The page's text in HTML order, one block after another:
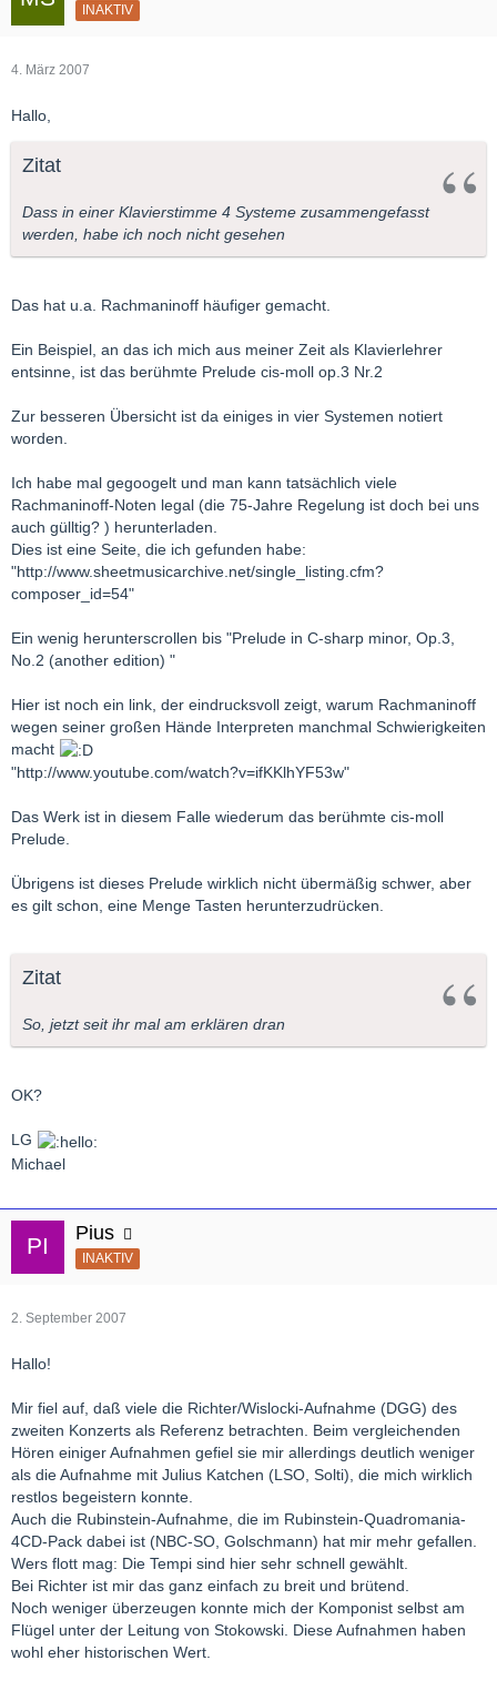
INAKTIV
4. März 2007
Hallo,
Zitat
Dass in einer Klavierstimme 4 Systeme zusammengefasst
werden, habe ich noch nicht gesehen
Das hat u.a. Rachmaninoff häufiger gemacht.
Ein Beispiel, an das ich mich aus meiner Zeit als Klavierlehrer
entsinne, ist das berühmte Prelude cis-moll op.3 Nr.2
Zur besseren Übersicht ist da einiges in vier Systemen notiert
worden.
Ich habe mal gegoogelt und man kann tatsächlich viele
Rachmaninoff-Noten legal (die 75-Jahre Regelung ist doch bei uns
auch gülltig? ) herunterladen.
Dies ist eine Seite, die ich gefunden habe:
"http://www.sheetmusicarchive.net/single_listing.cfm?
composer_id=54"
Ein wenig herunterscrollen bis "Prelude in C-sharp minor, Op.3,
No.2 (another edition) "
Hier ist noch ein link, der eindrucksvoll zeigt, warum Rachmaninoff
wegen seiner großen Hände Interpreten manchmal Schwierigkeiten
macht
"http://www.youtube.com/watch?v=ifKKlhYF53w"
Das Werk ist in diesem Falle wiederum das berühmte cis-moll
Prelude.
Übrigens ist dieses Prelude wirklich nicht übermäßig schwer, aber
es gilt schon, eine Menge Tasten herunterzudrücken.
Zitat
So, jetzt seit ihr mal am erklären dran
OK?
LG
Michael
Pius
INAKTIV
2. September 2007
Hallo!
Mir fiel auf, daß viele die Richter/Wislocki-Aufnahme (DGG) des
zweiten Konzerts als Referenz betrachten. Beim vergleichenden
Hören einiger Aufnahmen gefiel sie mir allerdings deutlich weniger
als die Aufnahme mit Julius Katchen (LSO, Solti), die mich wirklich
restlos begeistern konnte.
Auch die Rubinstein-Aufnahme, die im Rubinstein-Quadromania-
4CD-Pack dabei ist (NBC-SO, Golschmann) hat mir mehr gefallen.
Wers flott mag: Die Tempi sind hier sehr schnell gewählt.
Bei Richter ist mir das ganz einfach zu breit und brütend.
Noch weniger überzeugen konnte mich der Komponist selbst am
Flügel unter der Leitung von Stokowski. Diese Aufnahmen haben
wohl eher historischen Wert.